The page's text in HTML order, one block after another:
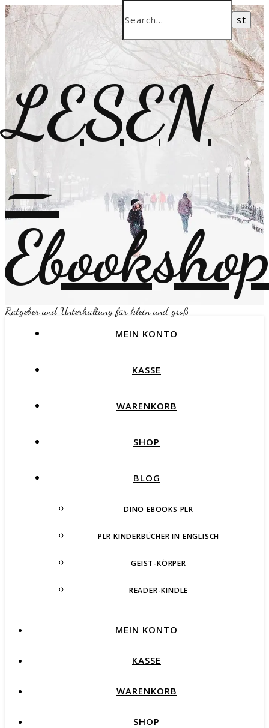
LESEN
–
Ebookshop
Ratgeber und Unterhaltung für klein und groß
MEIN KONTO
KASSE
WARENKORB
SHOP
BLOG
DINO EBOOKS PLR
PLR KINDERBÜCHER IN ENGLISCH
GEIST-KÖRPER
READER-KINDLE
MEIN KONTO
KASSE
WARENKORB
SHOP